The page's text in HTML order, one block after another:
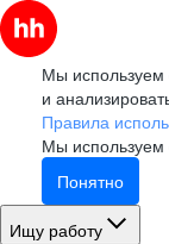
Мы используем
и
Правила
Мы
Понятно
Ищу работу